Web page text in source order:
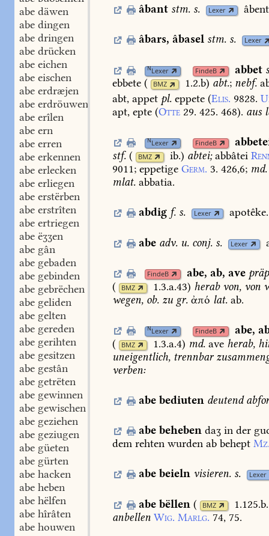
abe däwen
abe dingen
abe dringen
abe drücken
abe eichen
abe eischen
abe erdræjen
abe erdröuwen
abe erîlen
abe ern
abe erren
abe erkennen
abe erlecken
abe erliegen
abe erstërben
abe erstrîten
abe ertriegen
abe ëʒʒen
abe gân
abe gebaden
abe gebinden
abe gebrëchen
abe geliden
abe gelten
abe gereden
abe gerihten
abe gesitzen
abe gestân
abe getrëten
abe gewinnen
abe gewischen
abe geziehen
abe geziugen
abe güeten
abe gürten
abe hacken
abe heben
abe hëlfen
abe hîrâten
abe houwen
âbant stm. s. Lexer
âbars, âbasel stm. s. Lexer
NLexer FindeB abbet
ebbete ( BMZ 1.2.b) abt.; nebf.
abt, appet pl. eppete (Elis. 9828.
apt, epte (Otte 29. 425. 468). aus
NLexer FindeB
stf. ( BMZ ib.) abtei; abbâtei
9011; eppetige Germ. 3. 426,6; md.
mlat. abbatia.
abdig f. s. Lexer apotêke.
abe adv. u. conj. s. Lexer
FindeB abe, ab, ave
(
BMZ 1.3.a.43) herabvon, von
wegen, ob. zu gr. ἀπό lat. ab.
NLexer FindeB abe,
(
BMZ 1.3.a.4) md. ave herab,
uneigentlich, trennbar
verben:
abebediuten deutend
abebeheben daʒinder
dem rehten wurden ab behept
abebeieln visieren. s. Lexer
abebëllen ( BMZ
anbellen Wig. Marlg. 74, 75.